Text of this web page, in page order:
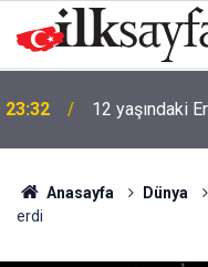
23:32 12 yaşındaki
Anasayfa Dünya
erdi